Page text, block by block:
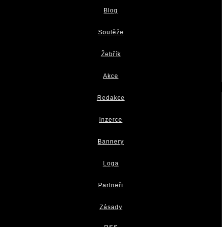
Blog
Soutěže
Žebřík
Akce
Redakce
Inzerce
Bannery
Loga
Partneři
Zásady